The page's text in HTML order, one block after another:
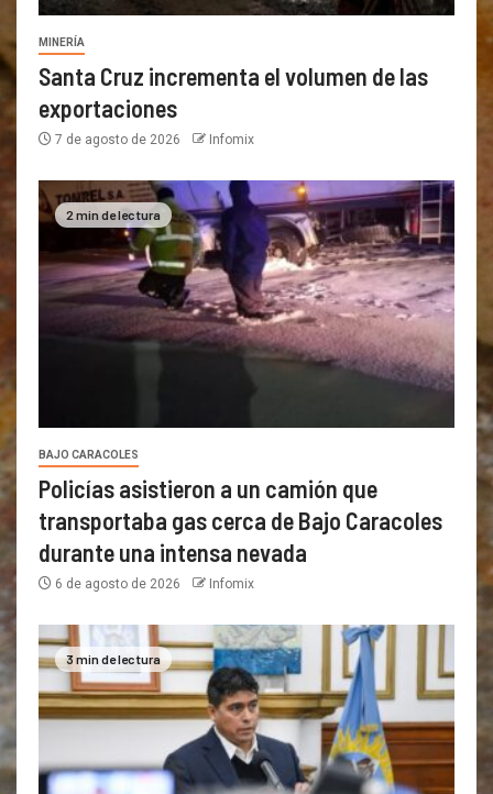
MINERÍA
Santa Cruz incrementa el volumen de las
exportaciones
7 de agosto de 2026 Infomix
2 min de lectura
BAJO CARACOLES
Policías asistieron a un camión que
transportaba gas cerca de Bajo Caracoles
durante una intensa nevada
6 de agosto de 2026 Infomix
3 min de lectura